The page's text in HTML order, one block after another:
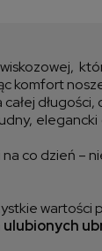
komfort
co dzień –
wartości